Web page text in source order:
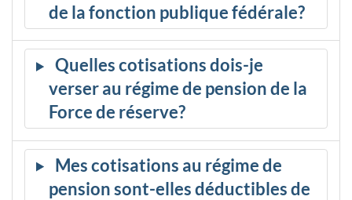
de la fonction publique fédérale?
Quelles cotisations dois-je
verser au régime de pension de la
Force de réserve?
Mes cotisations au régime de
pension sont-elles déductibles de